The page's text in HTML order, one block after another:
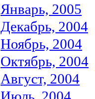
Январь, 2005
Декабрь, 2004
Ноябрь, 2004
Октябрь, 2004
Август, 2004